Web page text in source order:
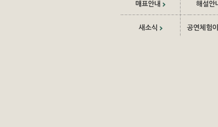
매표안내 해설안
새소식 공연체험